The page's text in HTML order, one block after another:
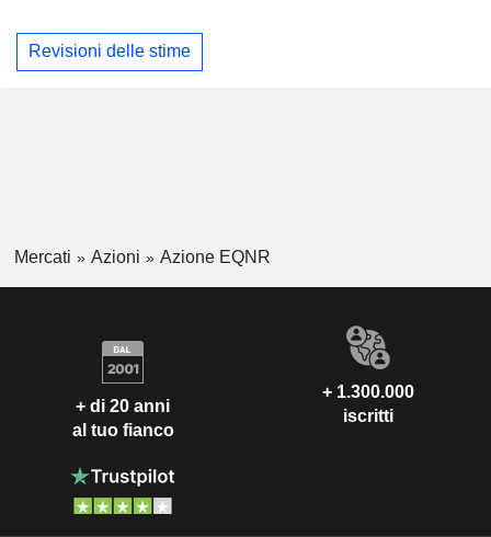
Revisioni delle stime
Mercati Azioni Azione EQNR
+ di 20 anni
al tuo fianco
+ 1.300.000
iscritti